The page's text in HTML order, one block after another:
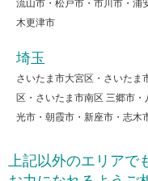
流山市・松戸市・市川市・浦
木更津市
埼玉
さいたま市大宮区・さいたま
区・さいたま市南区 三郷市
光市・朝霞市・新座市・志木
上記以外のエリアで